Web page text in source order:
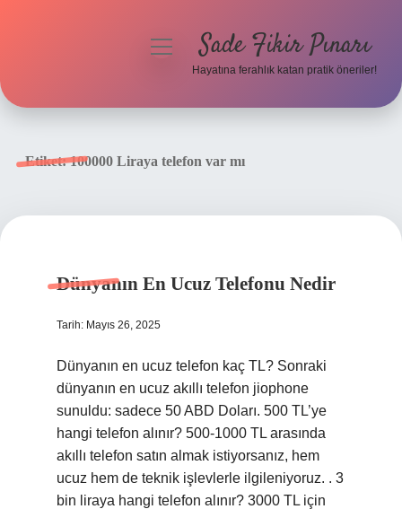
menüyüSade Fikir Pınarı
Hayatına ferahlık katan pratik öneriler!
Etiket:100000 Liraya telefon var mı
Dünyanın En Ucuz Telefonu Nedir
Tarih: Mayıs 26, 2025
Dünyanın en ucuz telefon kaç TL? Sonraki
dünyanın en ucuz akıllı telefon jiophone
sunuldu: sadece 50 ABD Doları. 500 TL’ye
hangi telefon alınır? 500-1000 TL arasında
akıllı telefon satın almak istiyorsanız, hem
ucuz hem de teknik işlevlerle ilgileniyoruz. . 3
bin liraya hangi telefon alınır? 3000 TL için